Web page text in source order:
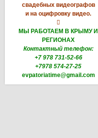
свадебных видеографов
и на оцифровку видео.

МЫ РАБОТАЕМ В КРЫМУ И
РЕГИОНАХ
Контактный телефон:
+7 978 731-52-66
+7978 574-27-25
evpatoriatime@gmail.com